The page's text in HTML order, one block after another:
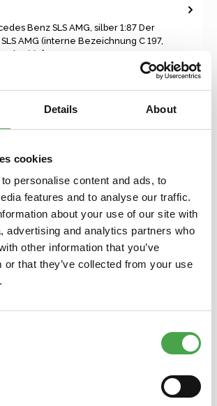
Details About
cookies
personalise content and ads, to
features and to analyse our traffic.
about your use of our site with
advertising and analytics partners who
other information that you’ve
or that they’ve collected from your use
Benz SLS AMG, silber 1:87 Der
AMG (interne Bezeichnung C 197,
ein… Mehr
überspringen
Ihnen auch gefallen